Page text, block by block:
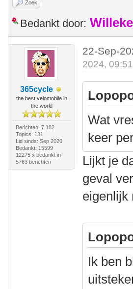
Zoek
Bedankt door:
365cycle
the best velomobile in
the world
Berichten: 7.182
Topics: 131
Lid sinds: Sep 2020
Bedankt: 15599
12275 x bedankt in
5763 berichten
22-Sep-
2024,
Wat
keer
Lijkt je
geval
eigenlijk
Ik ben